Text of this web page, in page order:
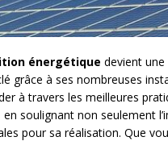
énergétique devient
grâce à ses nombreuses
à travers les meilleures
en soulignant non seulement
pour sa réalisation. Que